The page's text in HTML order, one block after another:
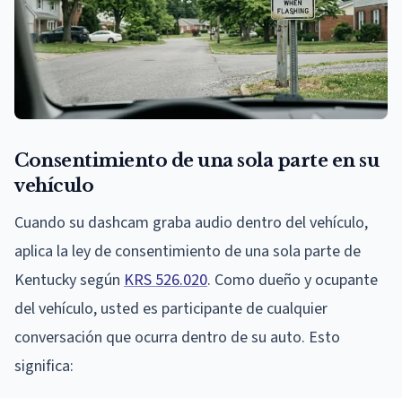
Consentimiento de una sola parte en su
vehículo
Cuando su dashcam graba audio dentro del vehículo,
aplica la ley de consentimiento de una sola parte de
Kentucky según KRS 526.020. Como dueño y ocupante
del vehículo, usted es participante de cualquier
conversación que ocurra dentro de su auto. Esto
significa: